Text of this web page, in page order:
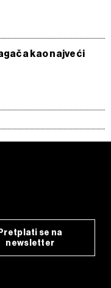
kao najveći
Pretplati se na
newsletter